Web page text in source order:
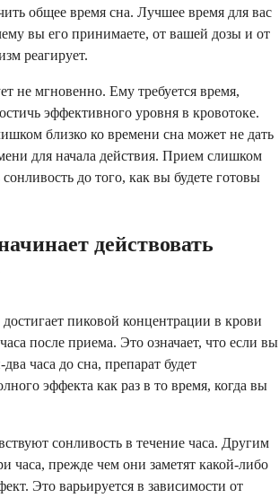
общее время сна. Лучшее время для вас
вы его принимаете, от вашей дозы и от
реагирует.
не мгновенно. Ему требуется время,
эффективного уровня в кровотоке.
близко ко времени сна может не дать
для начала действия. Прием слишком
до того, как вы будете готовы
действовать
пиковой концентрации в крови
после приема. Это означает, что если вы
часа до сна, препарат будет
эффекта как раз в то время, когда вы
сонливость в течение часа. Другим
часа, прежде чем они заметят какой-либо
Это варьируется в зависимости от